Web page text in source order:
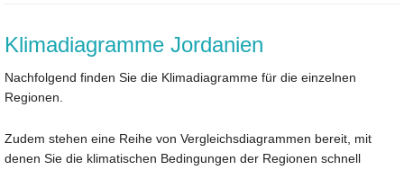
Klimadiagramme Jordanien
Nachfolgend finden Sie die Klimadiagramme für die einzelnen
Regionen.
Zudem stehen eine Reihe von Vergleichsdiagrammen bereit, mit
denen Sie die klimatischen Bedingungen der Regionen schnell